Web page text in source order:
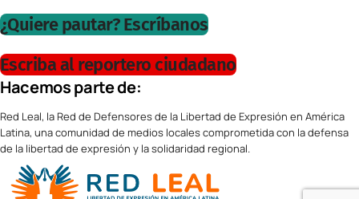
¿Quiere pautar? Escríbanos
Escriba al reportero ciudadano
Hacemos parte de:
Red Leal, la Red de Defensores de la Libertad de Expresión en América
Latina, una comunidad de medios locales comprometida con la defensa
de la libertad de expresión y la solidaridad regional.